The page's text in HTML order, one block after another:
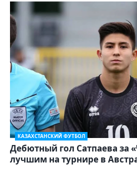
КАЗАХСТАНСКИЙ ФУТБОЛ
Дебютный гол Сатпаева за
лучшим на турнире в